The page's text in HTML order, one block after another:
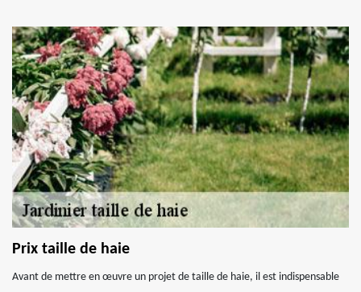
Prix taille de haie
Avant de mettre en œuvre un projet de taille de haie, il est indispensable